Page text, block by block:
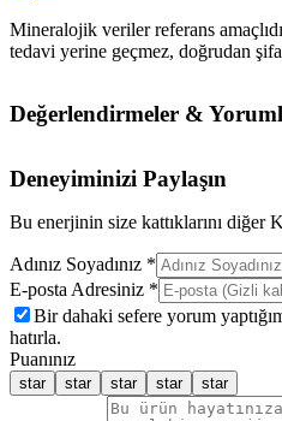
Mineralojik veriler referans
tedavi yerine geçmez, doğrudan
Değerlendirmeler &
Deneyiminizi Paylaşın
Bu enerjinin size kattıklarını diğer
Adınız Soyadınız *
E-posta Adresiniz *
Bir dahaki sefere yorum
hatırla.
Puanınız
star star star star star